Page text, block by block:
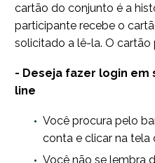
cartão do conjunto é a
participante recebe o
solicitado a lê-la. O
- Deseja fazer login em
line
Você procura pelo
conta e clicar na tela
Você não se lembra